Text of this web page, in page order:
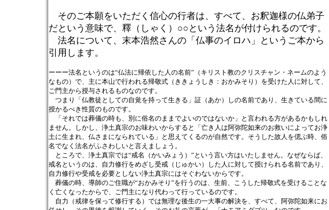
そのご本願をいただく信心の行者は、すべて、お釈迦様の仏弟子
だという意味で、釋（しゃく）○○という法名が付けられるのです。
法名について、末本浩然さんの「仏事のイロハ」というご本から
引用します。
ーーー法名というのは“仏法に帰依した人の名前”（キリスト教のクリスチャン・ネームのよう
なもの）で、主に本山で行われる帰敬式（ききょうしき：おかみそり）を受けた人に対して、
ご門主から授与されるものなのです。
つまり「仏教徒としての自覚を持って生きる」証（あか）しの名前であり、生きている間に
授かるべき性質のものです。
「それでは葬儀の時も、別に俗名のままでよいのではないか」と言われる方があるかもしれ
ません。しかし、浄土真宗のお味わいからすると「亡き人は阿弥陀如来のお救いによってお浄
土に生まれ、仏さまになられている」と思えてくるのが自然です。そうした故人を偲ぶ時、俗
名でなく法名がふさわしいと言えましょう。
ところで、浄土真宗では“戒名（かいみょう）”という言い方はいたしません。なぜならば、
戒名というのは、自力修行をめざし受戒（じゅかい）した人に対して授けられる名前であり、
自力修行や受戒を必要としない浄土真宗にはそぐわないからです。
葬儀の時、導師のご住職が“おかみそり”を行うのは、生前、こうした帰敬式を受けることな
く亡くなったからで、ご門主になり代わって行っているのです。
自力（戒律を保って修行する）では無理な後生の一大事の解決を、すべて、阿弥陀如来にお